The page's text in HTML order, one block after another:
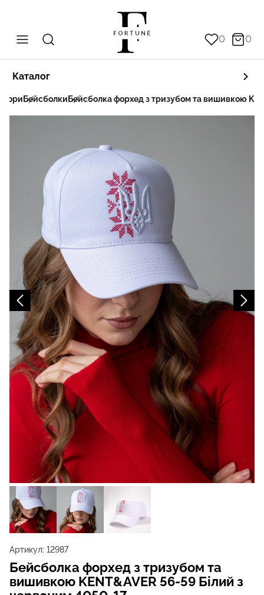
0 0
Каталог
Бейсболки Бейсболка форхед з тризубом та вишивкою
Артикул: 12987
Бейсболка форхед з тризубом та
вишивкою KENT&AVER 56-59 Білий з